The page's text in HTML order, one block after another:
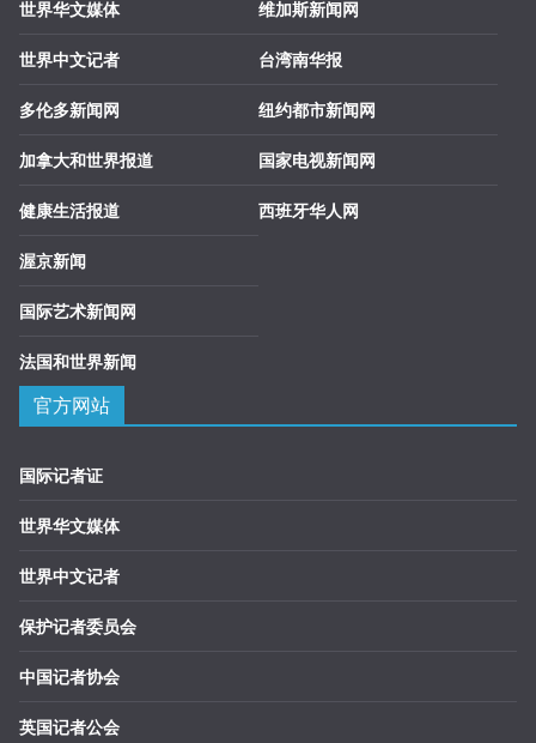
世界华文媒体
世界中文记者
多伦多新闻网
加拿大和世界报道
健康生活报道
渥京新闻
国际艺术新闻网
法国和世界新闻
维加斯新闻网
台湾南华报
纽约都市新闻网
国家电视新闻网
西班牙华人网
官方网站
国际记者证
世界华文媒体
世界中文记者
保护记者委员会
中国记者协会
英国记者公会